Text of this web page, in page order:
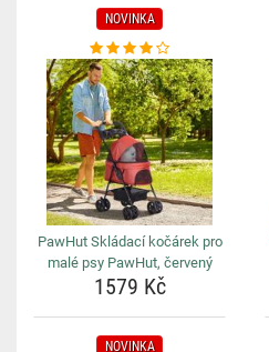
NOVINKA
PawHut Skládací kočárek pro
malé psy PawHut, červený
1579 Kč
NOVINKA